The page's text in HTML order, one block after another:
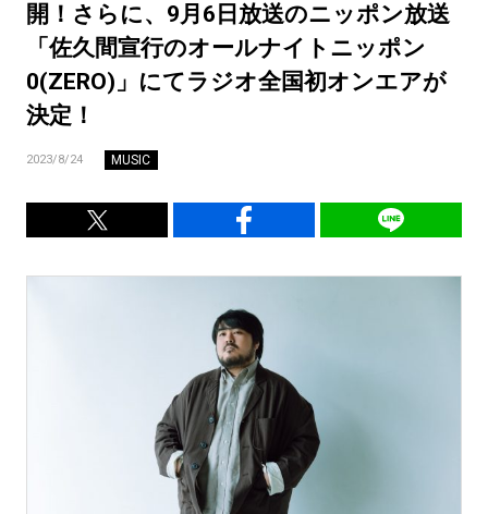
開！さらに、9月6日放送のニッポン放送
「佐久間宣行のオールナイトニッポン
0(ZERO)」にてラジオ全国初オンエアが
決定！
2023/8/24 MUSIC